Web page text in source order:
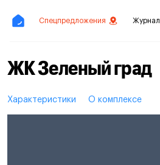
Спецпредложения Журнал
ЖК Зеленый град
Характеристики О комплексе